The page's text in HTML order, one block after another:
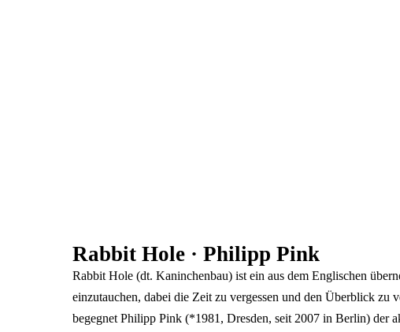
Rabbit Hole · Philipp Pink
Rabbit Hole (dt. Kaninchenbau) ist ein aus dem Englischen
einzutauchen, dabei die Zeit zu vergessen und den Überblick
begegnet Philipp Pink (*1981, Dresden, seit 2007 in Berlin) der